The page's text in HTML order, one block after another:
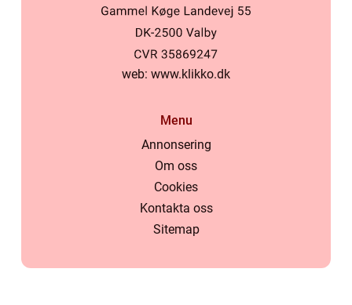
web: www.klikko.dk
Menu
Annonsering
Om oss
Cookies
Kontakta oss
Sitemap